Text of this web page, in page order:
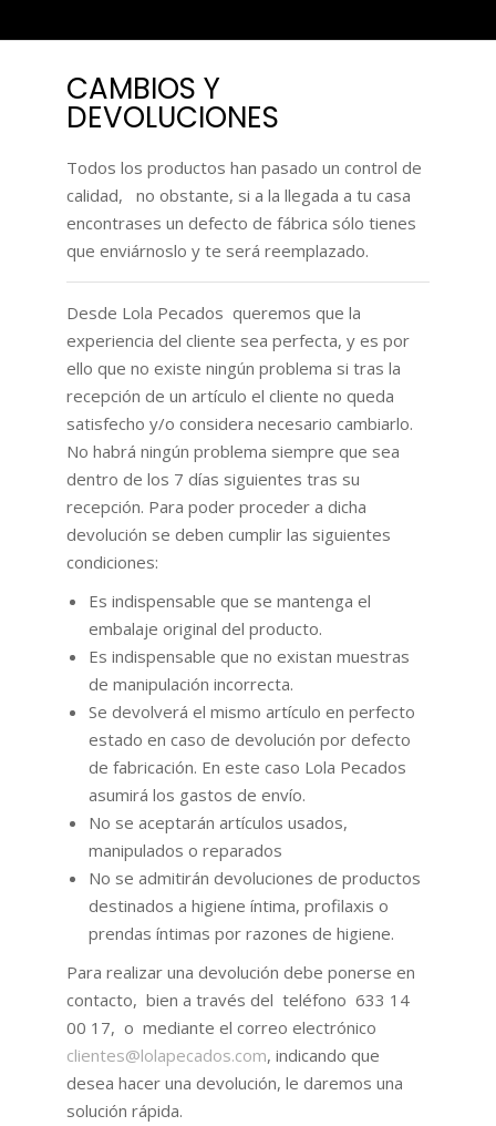
CAMBIOS Y
DEVOLUCIONES
Todos los productos han pasado un control de
calidad, no obstante, si a la llegada a tu casa
encontrases un defecto de fábrica sólo tienes
que enviárnoslo y te será reemplazado.
Desde Lola Pecados queremos que la
experiencia del cliente sea perfecta, y es por
ello que no existe ningún problema si tras la
recepción de un artículo el cliente no queda
satisfecho y/o considera necesario cambiarlo.
No habrá ningún problema siempre que sea
dentro de los 7 días siguientes tras su
recepción. Para poder proceder a dicha
devolución se deben cumplir las siguientes
condiciones:
Es indispensable que se mantenga el
embalaje original del producto.
Es indispensable que no existan muestras
de manipulación incorrecta.
Se devolverá el mismo artículo en perfecto
estado en caso de devolución por defecto
de fabricación. En este caso Lola Pecados
asumirá los gastos de envío.
No se aceptarán artículos usados,
manipulados o reparados
No se admitirán devoluciones de productos
destinados a higiene íntima, profilaxis o
prendas íntimas por razones de higiene.
Para realizar una devolución debe ponerse en
contacto, bien a través del teléfono 633 14
00 17, o mediante el correo electrónico
clientes@lolapecados.com, indicando que
desea hacer una devolución, le daremos una
solución rápida.